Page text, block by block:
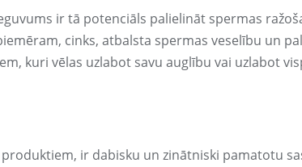
ir tā potenciāls palielināt spermas
cinks, atbalsta spermas veselību un
kuri vēlas uzlabot savu auglību vai uzlabot
ir dabisku un zinātniski pamatotu